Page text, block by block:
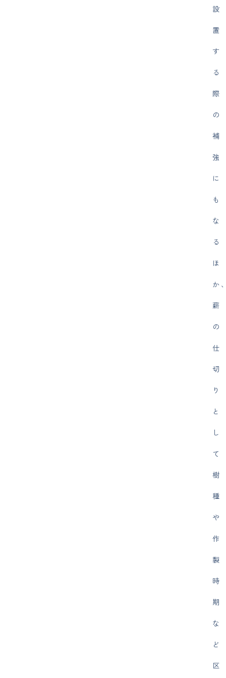
設
置
す
る
際
の
補
強
に
も
な
る
ほ
か
薪
の
仕
切
り
と
し
て
樹
種
や
作
製
時
期
な
ど
区